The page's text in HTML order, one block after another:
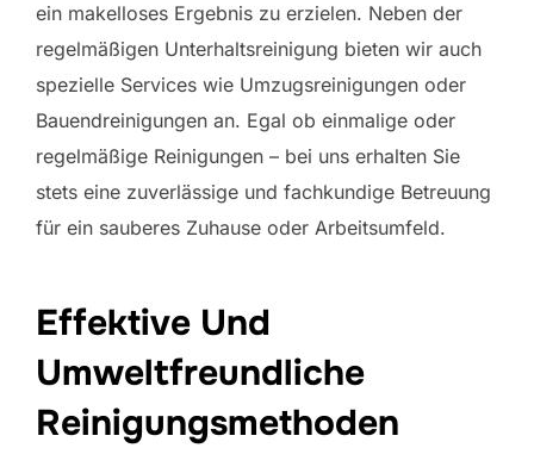
ein makelloses Ergebnis zu erzielen. Neben der
regelmäßigen Unterhaltsreinigung bieten wir auch
spezielle Services wie Umzugsreinigungen oder
Bauendreinigungen an. Egal ob einmalige oder
regelmäßige Reinigungen – bei uns erhalten Sie
stets eine zuverlässige und fachkundige Betreuung
für ein sauberes Zuhause oder Arbeitsumfeld.
Effektive Und
Umweltfreundliche
Reinigungsmethoden